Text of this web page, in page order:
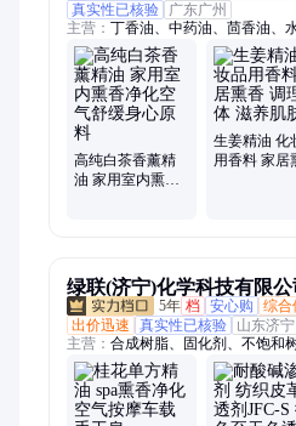
真实性已核验
广东广州
主营： 丁香油、中药油、茴香油、
叶素、能量油、桉叶油、洋甘菊、
础油、抗菌剂、蜂草油、护肤品、
补剂、玉米油、丝柏油、香薰油、提
高纯白茶香薰精
油 家用室内熏香
生姜精油 化
用香料 家居
绿联(济宁)化学科技有限公
5年 档 安心购 综合
出价迅速
真实性已核验
山东济宁
主营： 合成树脂、固化剂、不饱和
多元醇、酚醛树脂、医药中间体